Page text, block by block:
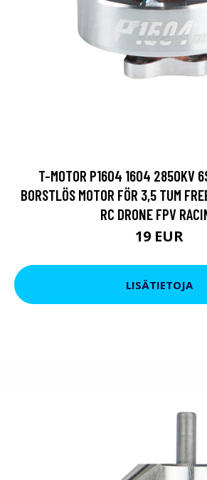
T-MOTOR P1604 1604 2850KV
BORSTLÖS MOTOR FÖR 3,5 TUM
RC DRONE FPV
19 EUR
LISÄTIETOJA